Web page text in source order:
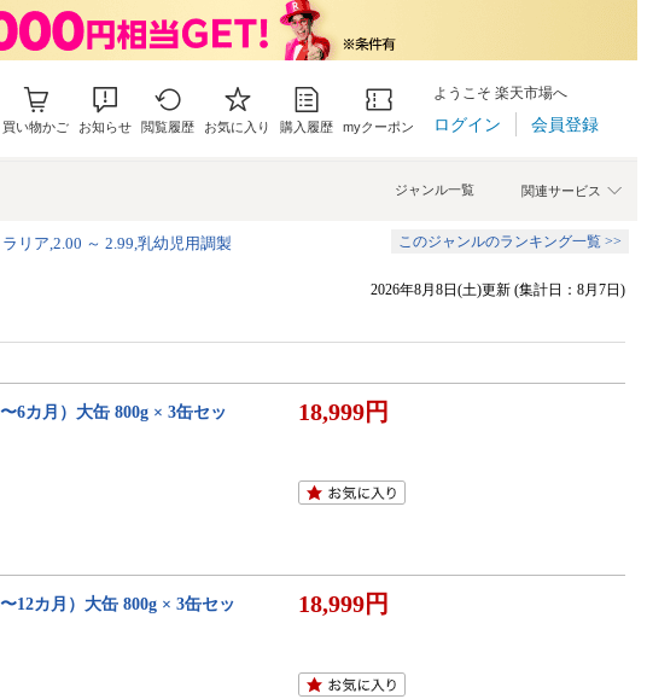
買い物かご お知らせ 閲覧履歴 お気に入り 購入履歴 myクーポン
ようこそ 楽天市場へ
ログイン 会員登録
関連サービス
ジャンル一覧
リア,2.00 ～ 2.99,乳幼児用調製
このジャンルのランキング一覧 >>
2026年8月8日(土)更新 (集計日：8月7日)
6カ月）大缶 800g × 3缶セッ
18,999円
12カ月）大缶 800g × 3缶セッ
18,999円